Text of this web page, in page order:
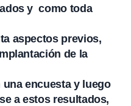
y como toda
aspectos previos,
de la
una encuesta y luego
a estos resultados,